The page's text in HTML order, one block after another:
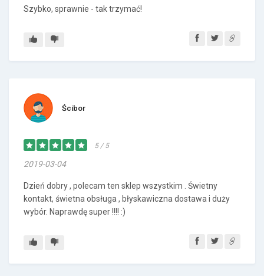
Szybko, sprawnie - tak trzymać!
Ścibor
5 / 5
2019-03-04
Dzień dobry , polecam ten sklep wszystkim . Świetny
kontakt, świetna obsługa , błyskawiczna dostawa i duży
wybór. Naprawdę super !!!! :)